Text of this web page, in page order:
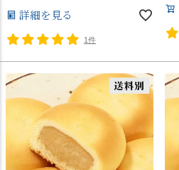
詳細を見る
1件